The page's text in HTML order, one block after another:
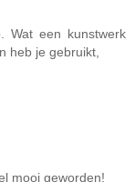
Wat een kunstwerk
heb je gebruikt,
mooi geworden!